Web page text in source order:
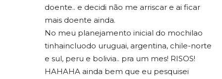
doente.. e decidi não me arriscar e ai ficar
mais doente ainda.
No meu planejamento inicial do mochilao
tinhaincluodo uruguai, argentina, chile-norte
e sul, peru e bolivia.. pra um mes! RISOS!
HAHAHA ainda bem que eu pesquisei